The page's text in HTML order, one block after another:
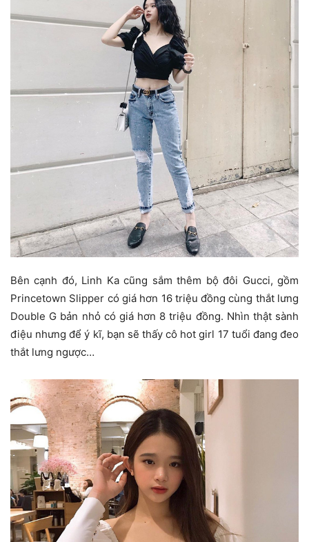
Bên cạnh đó, Linh Ka cũng sắm thêm bộ đôi Gucci, gồm
Princetown Slipper có giá hơn 16 triệu đồng cùng thắt lưng
Double G bản nhỏ có giá hơn 8 triệu đồng. Nhìn thật sành
điệu nhưng để ý kĩ, bạn sẽ thấy cô hot girl 17 tuổi đang đeo
thắt lưng ngược…